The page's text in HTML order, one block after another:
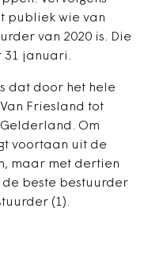
publiek wie van
van 2020 is. Die
31 januari.
dat door het hele
Friesland tot
Om
voortaan uit de
maar met dertien
beste bestuurder
(1).